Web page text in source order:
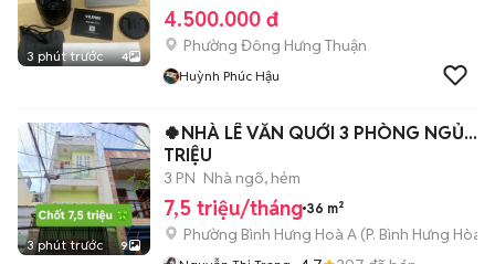
3 phút trước 4
4.500.000 đ
Phường Đông Hưng Thuận
Huỳnh Phúc Hậu
3 phút trước 9
🍀NHÀ LÊ VĂN QUỚI 3 PHÒNG
TRIỆU
3 PN Nhà ngõ, hẻm
7,5 triệu/tháng 36 m²
Phường Bình Hưng Hoà A (P. Bình Hưng Hòa